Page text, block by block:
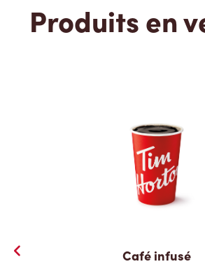
Produits en
Café infusé